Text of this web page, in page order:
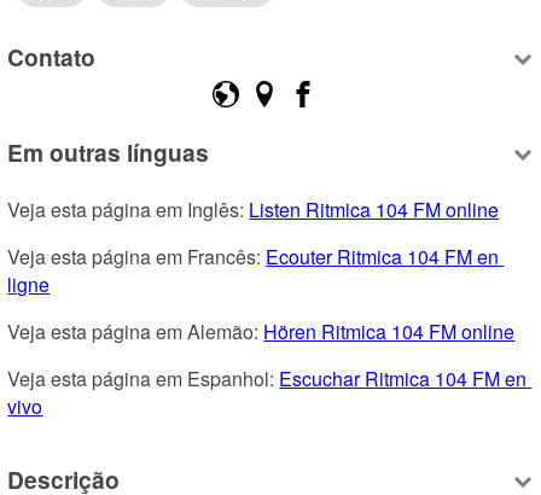
Contato
Em outras línguas
Veja esta página em Inglês: Listen Ritmica 104 FM online
Veja esta página em Francês: Ecouter Ritmica 104 FM en
ligne
Veja esta página em Alemão: Hören Ritmica 104 FM online
Veja esta página em Espanhol: Escuchar Ritmica 104 FM en
vivo
Descrição